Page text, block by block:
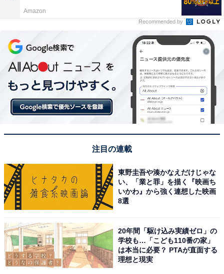
【今日チェックしたい】エースの人気商品5選
[エース] スーツケース クレスタ Mサイズ 5-7泊 64/70L 拡
張機能 06317 ブラックカーボン
Amazonで見る
Amazon
Recommended by
注目の連載
東野圭吾や湊かなえだけじゃな
い、「業と罪」を描く『映画ち
いかわ』から強く連想した映画
8選
20年間「駆け込み実績ゼロ」の
学校も…「こども110番の家」
は本当に必要？ PTAが直面する
理想と現実